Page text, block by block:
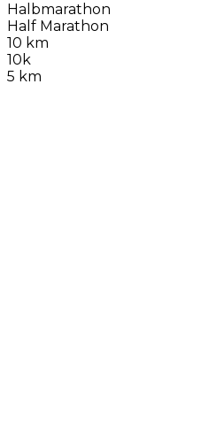
Halbmarathon
Half Marathon
10 km
10k
5 km